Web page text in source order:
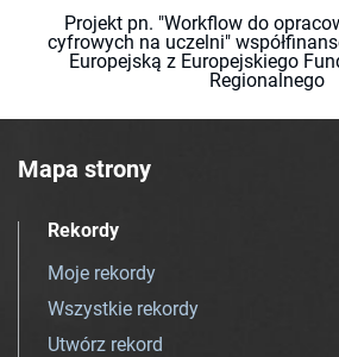
Projekt pn. "Workflow do
cyfrowych na uczelni"
Europejską z Europejskiego
Regionalnego
Mapa strony
Rekordy
Moje rekordy
Wszystkie rekordy
Utwórz rekord